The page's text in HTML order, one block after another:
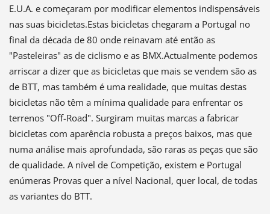
E.U.A. e começaram por modificar elementos indispensáveis
nas suas bicicletas.Estas bicicletas chegaram a Portugal no
final da década de 80 onde reinavam até então as
"Pasteleiras" as de ciclismo e as BMX.Actualmente podemos
arriscar a dizer que as bicicletas que mais se vendem são as
de BTT, mas também é uma realidade, que muitas destas
bicicletas não têm a mínima qualidade para enfrentar os
terrenos "Off-Road". Surgiram muitas marcas a fabricar
bicicletas com aparência robusta a preços baixos, mas que
numa análise mais aprofundada, são raras as peças que são
de qualidade. A nível de Competição, existem e Portugal
enúmeras Provas quer a nível Nacional, quer local, de todas
as variantes do BTT.